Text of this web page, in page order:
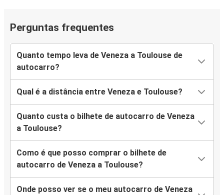
Perguntas frequentes
Quanto tempo leva de Veneza a Toulouse de
autocarro?
Qual é a distância entre Veneza e Toulouse?
Quanto custa o bilhete de autocarro de Veneza
a Toulouse?
Como é que posso comprar o bilhete de
autocarro de Veneza a Toulouse?
Onde posso ver se o meu autocarro de Veneza